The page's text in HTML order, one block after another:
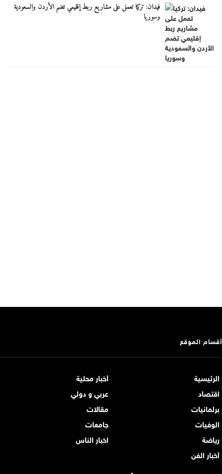
فيدان: تركيا تعمل على مشاريع ربط إقليمي تضم الأردن والسعودية
وسوريا
أقسام الموقع
الرئيسية
أخبار محلية
اقتصاد
عربي و دولي
برلمانيات
مقالات
الوفيات
جامعات
رياضة
اخبار الناس
أخبار الفن